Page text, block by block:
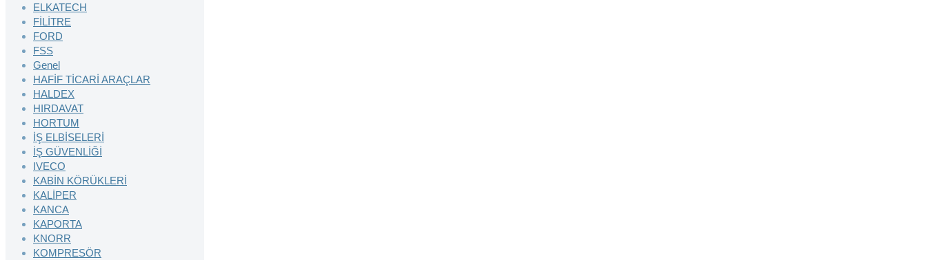
ELKATECH
FİLİTRE
FORD
FSS
Genel
HAFİF TİCARİ ARAÇLAR
HALDEX
HIRDAVAT
HORTUM
İŞ ELBİSELERİ
İŞ GÜVENLİĞİ
IVECO
KABİN KÖRÜKLERİ
KALİPER
KANCA
KAPORTA
KNORR
KOMPRESÖR